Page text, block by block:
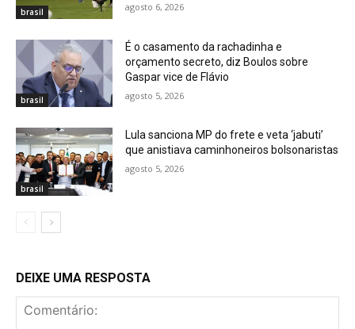
brasil agosto 6, 2026
brasil
É o casamento da rachadinha e
orçamento secreto, diz Boulos sobre
Gaspar vice de Flávio
agosto 5, 2026
brasil
Lula sanciona MP do frete e veta ‘jabuti’
que anistiava caminhoneiros bolsonaristas
agosto 5, 2026
DEIXE UMA RESPOSTA